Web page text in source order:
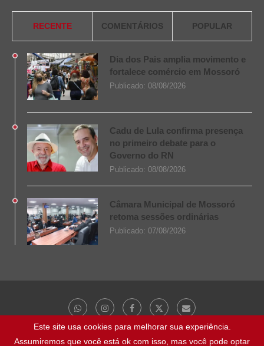
RECENTE COMENTÁRIOS POPULAR
Dia dos Pais amplia movimento e
fortalece comércio em Mossoró
Publicado: 08/08/2026
Cadu de Lula confirma presença
no primeiro debate para o
Governo do RN
Publicado: 08/08/2026
Câmara Municipal de Mossoró
retoma sessões ordinárias
Publicado: 07/08/2026
Este site usa cookies para melhorar sua experiência.
Assumiremos que você está ok com isso, mas você pode optar